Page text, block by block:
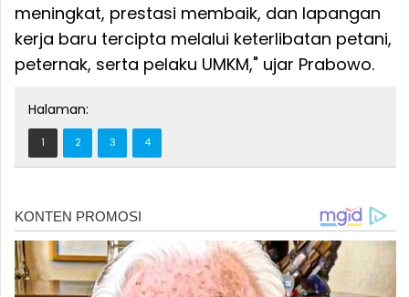
meningkat, prestasi membaik, dan lapangan
kerja baru tercipta melalui keterlibatan petani,
peternak, serta pelaku UMKM," ujar Prabowo.
Halaman:
1 2 3 4